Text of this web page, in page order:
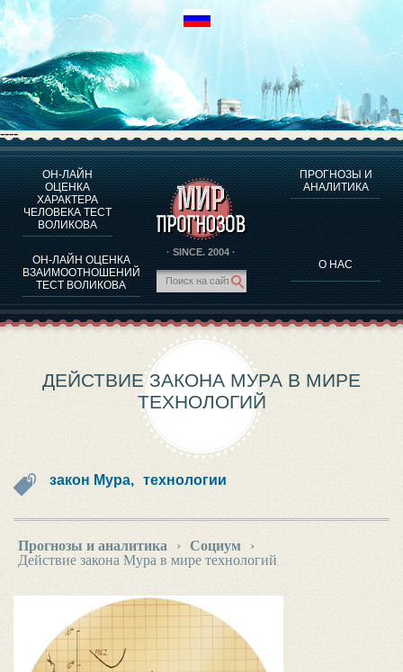
----
ОН-ЛАЙН
ОЦЕНКА
ХАРАКТЕРА
ЧЕЛОВЕКА ТЕСТ
ВОЛИКОВА
ОН-ЛАЙН ОЦЕНКА
ВЗАИМООТНОШЕНИЙ
ТЕСТ ВОЛИКОВА
· SINCE. 2004 ·
ПРОГНОЗЫ И
АНАЛИТИКА
О НАС
О ПРОГРАММЕ
ОЦЕНКА ХАРАКТЕРA ЧЕЛОВЕКА
ОЦЕНКА ХАРАКТЕРА ВЫДАЮЩИХСЯ ЛИЧНОСТЕЙ
О ПРОГРАММЕ
ТЕСТ НА СОВМЕСТИМОСТЬ ВОЛИКОВА
ПРОГНОЗЫ И АНАЛИТИКА
ДЕЙСТВИЕ ЗАКОНА МУРА В МИРЕ
ТЕХНОЛОГИЙ
закон Мура, технологии
Прогнозы и аналитика › Социум
›
Действие закона Мура в мире технологий